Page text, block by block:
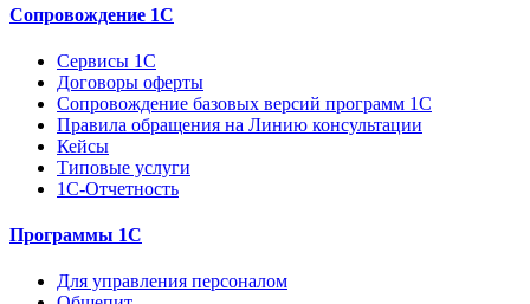
Сопровождение 1С
Сервисы 1С
Договоры оферты
Сопровождение базовых версий программ 1С
Правила обращения на Линию консультации
Кейсы
Типовые услуги
1С-Отчетность
Программы 1С
Для управления персоналом